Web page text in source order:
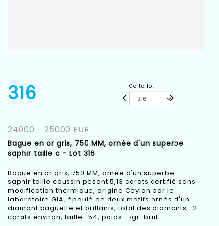
316 Go to lot
24000 - 25000 EUR
Bague en or gris, 750 MM, ornée d'un superbe
saphir taille c - Lot 316
Bague en or gris, 750 MM, ornée d'un superbe
saphir taille coussin pesant 5,13 carats certifié sans
modification thermique, origine Ceylan par le
laboratoire GIA, épaulé de deux motifs ornés d'un
diamant baguette et brillants, total des diamants : 2
carats environ, taille : 54, poids : 7gr. brut.